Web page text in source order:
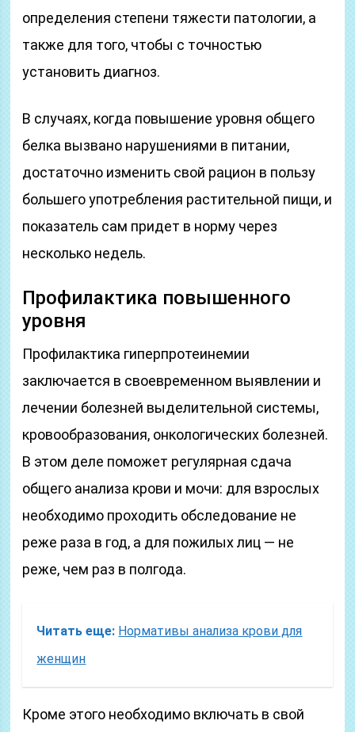
определения степени тяжести патологии, а
также для того, чтобы с точностью
установить диагноз.
В случаях, когда повышение уровня общего
белка вызвано нарушениями в питании,
достаточно изменить свой рацион в пользу
большего употребления растительной пищи, и
показатель сам придет в норму через
несколько недель.
Профилактика повышенного
уровня
Профилактика гиперпротеинемии
заключается в своевременном выявлении и
лечении болезней выделительной системы,
кровообразования, онкологических болезней.
В этом деле поможет регулярная сдача
общего анализа крови и мочи: для взрослых
необходимо проходить обследование не
реже раза в год, а для пожилых лиц — не
реже, чем раз в полгода.
Читать еще: Нормативы анализа крови для
женщин
Кроме этого необходимо включать в свой